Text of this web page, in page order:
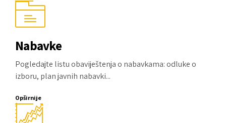
Nabavke
Pogledajte listu obaviještenja o nabavkama: odluke o
izboru, plan javnih nabavki...
Opširnije